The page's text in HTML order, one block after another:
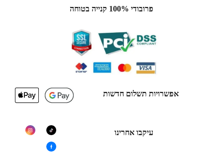
פרובודי 100% קנייה בטוחה
אפשרויות תשלום חדשות
עיקבו אחרינו